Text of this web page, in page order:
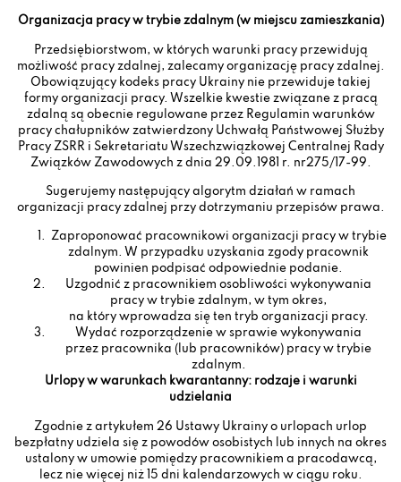
Organizacja pracy w trybie zdalnym (w miejscu zamieszkania)
Przedsiębiorstwom, w których warunki pracy przewidują
możliwość pracy zdalnej, zalecamy organizację pracy zdalnej.
Obowiązujący kodeks pracy Ukrainy nie przewiduje takiej
formy organizacji pracy. Wszelkie kwestie związane z pracą
zdalną są obecnie regulowane przez Regulamin warunków
pracy chałupników zatwierdzony Uchwałą Państwowej Służby
Pracy ZSRR i Sekretariatu Wszechzwiązkowej Centralnej Rady
Związków Zawodowych z dnia 29.09.1981 r. nr275/17-99.
Sugerujemy następujący algorytm działań w ramach
organizacji pracy zdalnej przy dotrzymaniu przepisów prawa.
Zaproponować pracownikowi organizacji pracy w trybie
zdalnym. W przypadku uzyskania zgody pracownik
powinien podpisać odpowiednie podanie.
Uzgodnić z pracownikiem osobliwości wykonywania
pracy w trybie zdalnym, w tym okres,
na który wprowadza się ten tryb organizacji pracy.
Wydać rozporządzenie w sprawie wykonywania
przez pracownika (lub pracowników) pracy w trybie
zdalnym.
Urlopy w warunkach kwarantanny: rodzaje i warunki
udzielania
Zgodnie z artykułem 26 Ustawy Ukrainy o urlopach urlop
bezpłatny udziela się z powodów osobistych lub innych na okres
ustalony w umowie pomiędzy pracownikiem a pracodawcą,
lecz nie więcej niż 15 dni kalendarzowych w ciągu roku.